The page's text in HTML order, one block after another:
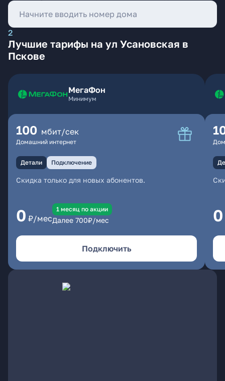
2
Лучшие тарифы на ул Усановская в
Пскове
МегаФон
Минимум
100 мбит/сек
Домашний интернет
Детали Подключение
Скидка только для новых абонентов.
0 ₽/мес
1 месяц по акции
Далее 700₽/мес
Подключить
0